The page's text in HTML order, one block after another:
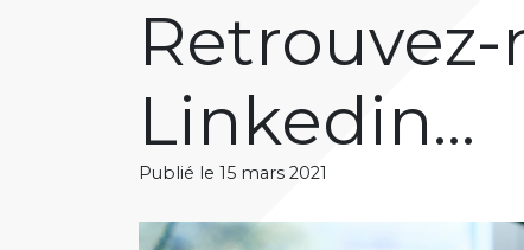
Linkedin…
Publié le 15 mars 2021